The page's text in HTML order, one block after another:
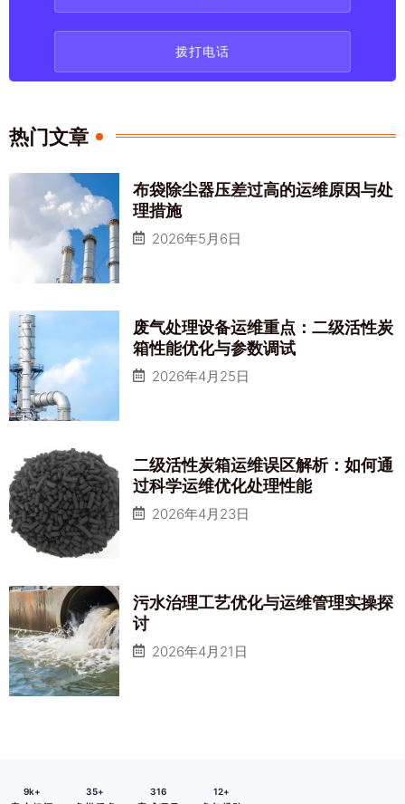
拨打电话
热门文章
布袋除尘器压差过高的运维原因与处
理措施
2026年5月6日
废气处理设备运维重点：二级活性炭
箱性能优化与参数调试
2026年4月25日
二级活性炭箱运维误区解析：如何通
过科学运维优化处理性能
2026年4月23日
污水治理工艺优化与运维管理实操探
讨
2026年4月21日
9k+
35+
316
12+